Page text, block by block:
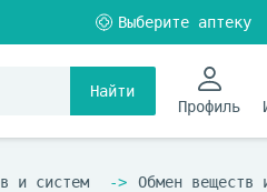
Найти
Профиль
и систем
Обмен веществ